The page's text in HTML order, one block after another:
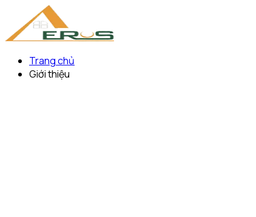
Trang chủ
Giới thiệu